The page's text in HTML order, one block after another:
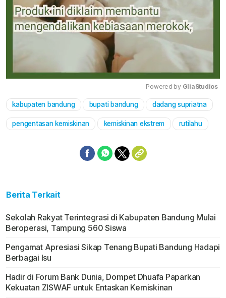
Mute
Powered by GliaStudios
kabupaten bandung bupati bandung dadang supriatna
pengentasan kemiskinan kemiskinan ekstrem rutilahu
Berita Terkait
Sekolah Rakyat Terintegrasi di Kabupaten Bandung Mulai
Beroperasi, Tampung 560 Siswa
Pengamat Apresiasi Sikap Tenang Bupati Bandung Hadapi
Berbagai Isu
Hadir di Forum Bank Dunia, Dompet Dhuafa Paparkan
Kekuatan ZISWAF untuk Entaskan Kemiskinan